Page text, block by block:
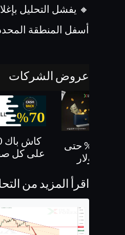
🔸 يفشل التحليل
أسفل المنطقة
عروض الشركات
بونص 30% حتى
على كل
اقرأ المزيد من